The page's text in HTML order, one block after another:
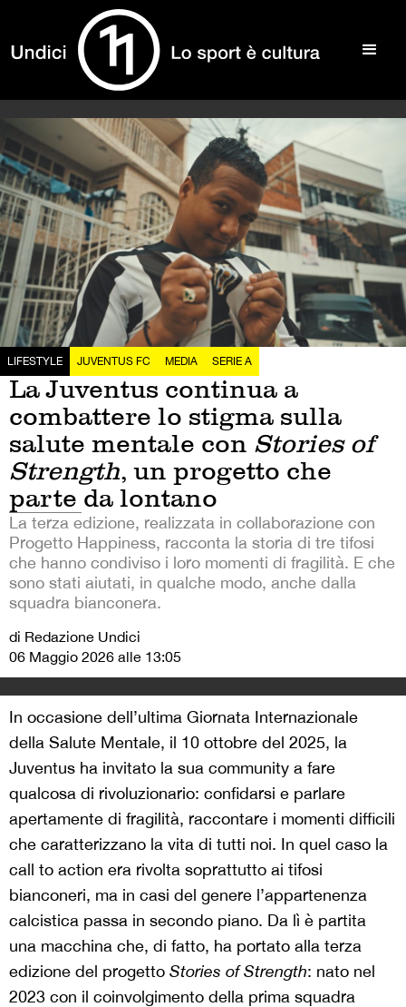
LIFESTYLE JUVENTUS FC MEDIA SERIE A
La Juventus continua a
combattere lo stigma sulla
salute mentale con Stories of
Strength, un progetto che
parte da lontano
La terza edizione, realizzata in collaborazione con
Progetto Happiness, racconta la storia di tre tifosi
che hanno condiviso i loro momenti di fragilità. E che
sono stati aiutati, in qualche modo, anche dalla
squadra bianconera.
di Redazione Undici
06 Maggio 2026 alle 13:05
In occasione dell’ultima Giornata Internazionale
della Salute Mentale, il 10 ottobre del 2025, la
Juventus ha invitato la sua community a fare
qualcosa di rivoluzionario: confidarsi e parlare
apertamente di fragilità, raccontare i momenti difficili
che caratterizzano la vita di tutti noi. In quel caso la
call to action era rivolta soprattutto ai tifosi
bianconeri, ma in casi del genere l’appartenenza
calcistica passa in secondo piano. Da lì è partita
una macchina che, di fatto, ha portato alla terza
edizione del progetto Stories of Strength: nato nel
2023 con il coinvolgimento della prima squadra